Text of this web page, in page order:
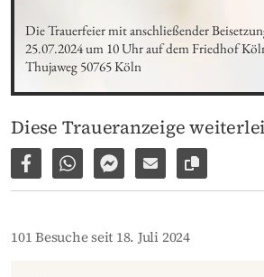
Die Trauerfeier mit anschließender
25.07.2024 um 10 Uhr auf dem Friedhof
Thujaweg 50765 Köln
Diese Traueranzeige
Auf Facebook teilen
Per WhatsApp weiterleiten
Per Facebook
Per E-MailLink zur
101 Besuche seit 18. Juli 2024